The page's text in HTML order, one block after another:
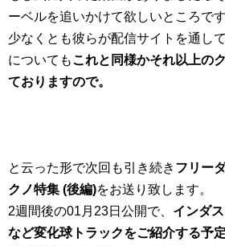
ーベルを追いかけて欲しいところです
少なくとも彼らが配信サイトを通し
についてもこれと同様かそれ以上の
ておりますので。
と云った形で次回も引き続き フリー
クノ特集 (後編)をお送り致します。
2週間後の01月23日公開で、 インダ
など変化球トラックをご紹介する予定